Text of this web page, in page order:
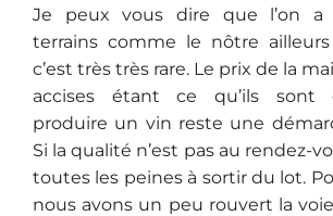
Je peux vous dire que l’on a
terrains comme le nôtre
c’est très très rare. Le prix de la
accises étant ce qu’ils sont
produire un vin reste une
Si la qualité n’est pas au rendez-
toutes les peines à sortir du lot.
nous avons un peu rouvert la